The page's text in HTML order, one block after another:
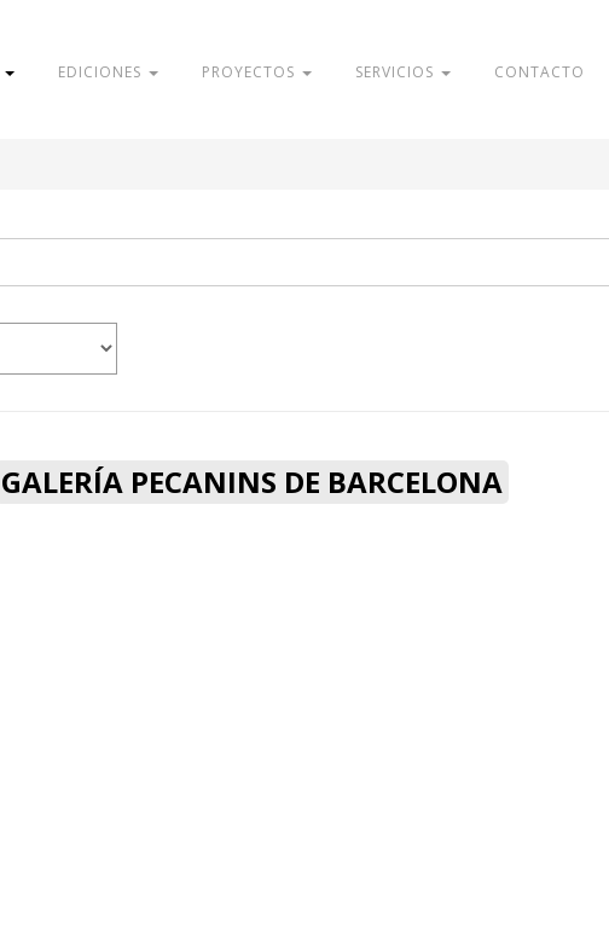
EDICIONES PROYECTOS SERVICIOS CONTACTO
GALERÍA PECANINS DE BARCELONA